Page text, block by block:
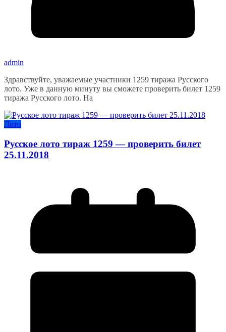
admin
Здравствуйте, уважаемые участники 1259 тиража Русского
лото. Уже в данную минуту вы сможете проверить билет 1259
тиража Русского лото. На
Лото
Русское лото тираж 1259 — проверить билет
25.11.2018